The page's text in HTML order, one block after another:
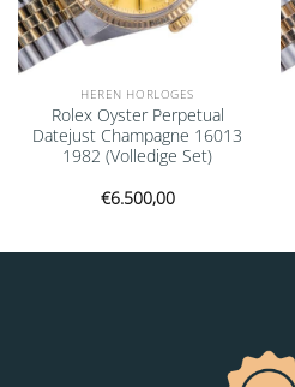
HEREN HORLOGES
Rolex Oyster Perpetual
Datejust Champagne 16013
1982 (Volledige Set)
€6.500,00